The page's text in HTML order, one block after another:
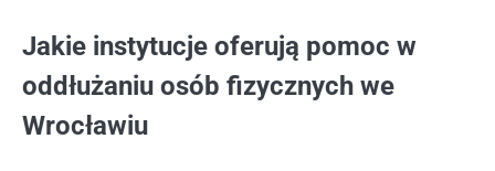
Jakie instytucje oferują pomoc w
oddłużaniu osób fizycznych we
Wrocławiu